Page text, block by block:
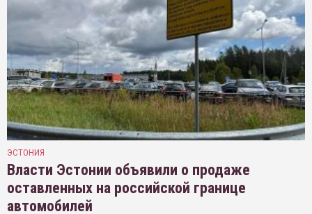
ЭСТОНИЯ
Власти Эстонии объявили о продаже
оставленных на российской границе
автомобилей